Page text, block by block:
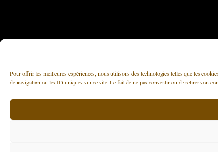
Pour offrir les meilleures expériences, nous utilisons des technologies telles que les
de navigation ou les ID uniques sur ce site. Le fait de ne pas consentir ou de retirer son